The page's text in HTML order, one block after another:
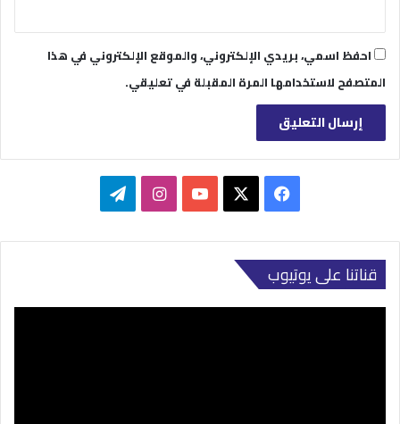
احفظ اسمي، بريدي الإلكتروني، والموقع الإلكتروني في هذا
المتصفح لاستخدامها المرة المقبلة في تعليقي.
فيسبوك ‫YouTubeانستقرامتيلقرام
قناتنا على يوتيوب